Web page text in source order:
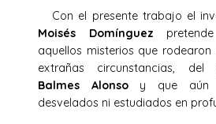
Con el presente trabajo el
Moisés Domínguez
aquellos misterios que rodearon
extrañas circunstancias, del
Balmes Alonsoy que aún
desvelados ni estudiados en